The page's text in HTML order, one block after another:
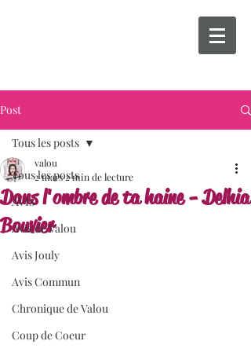
Post
Tous les posts
AVIS
Avis de Valou
Avis Jouly
Avis Commun
Chronique de Valou
Coup de Coeur
Tous les posts
Dans l'ombre de ta haine - Delhia
Bouvier
valou
2 mars 2 min de lecture